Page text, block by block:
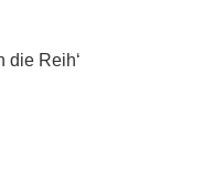
die Reih‘